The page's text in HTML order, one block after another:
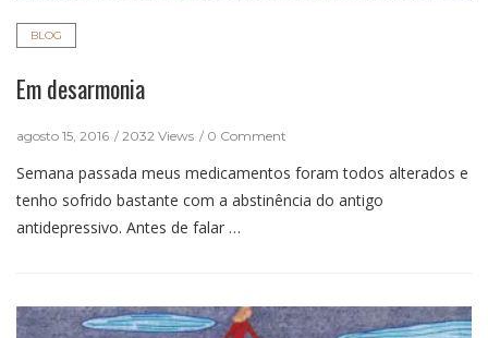
BLOG
Em desarmonia
agosto 15, 2016 2032 Views 0 Comment
Semana passada meus medicamentos foram todos alterados e
tenho sofrido bastante com a abstinência do antigo
antidepressivo. Antes de falar …